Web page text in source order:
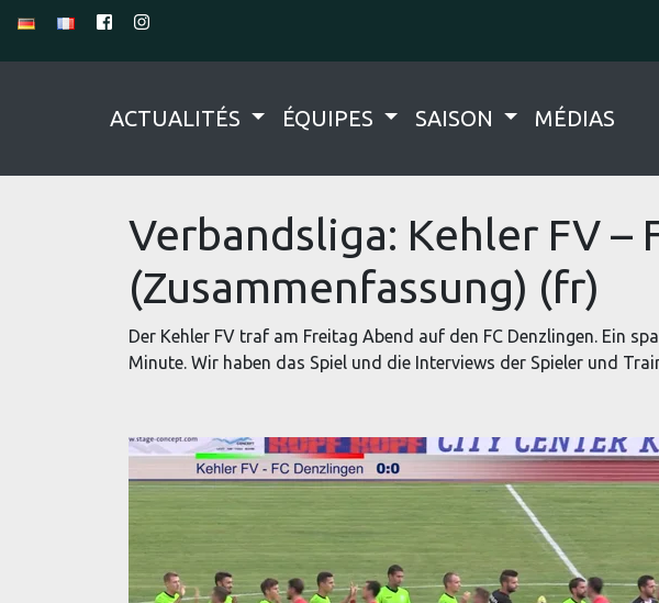
ACTUALITÉS ÉQUIPES SAISON MÉDIAS
Verbandsliga: Kehler FV –
(Zusammenfassung) (fr)
Der Kehler FV traf am Freitag Abend auf den FC Denzlingen. Ein
Minute. Wir haben das Spiel und die Interviews der Spieler und